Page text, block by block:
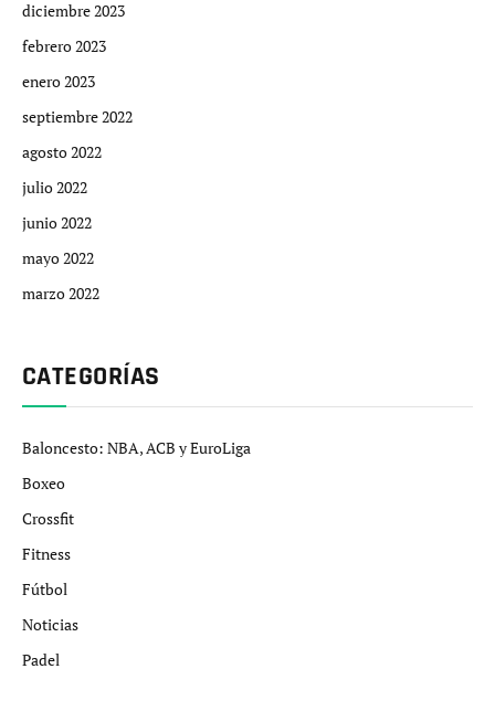
diciembre 2023
febrero 2023
enero 2023
septiembre 2022
agosto 2022
julio 2022
junio 2022
mayo 2022
marzo 2022
CATEGORÍAS
Baloncesto: NBA, ACB y EuroLiga
Boxeo
Crossfit
Fitness
Fútbol
Noticias
Padel